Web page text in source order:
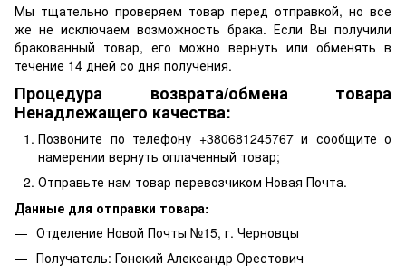
Мы тщательно проверяем товар перед отправкой, но все
же не исключаем возможность брака. Если Вы получили
бракованный товар, его можно вернуть или обменять в
течение 14 дней со дня получения.
Процедура возврата/обмена товара
Ненадлежащего качества:
Позвоните по телефону +380681245767 и сообщите о
намерении вернуть оплаченный товар;
Отправьте нам товар перевозчиком Новая Почта.
Данные для отправки товара:
Отделение Новой Почты №15, г. Черновцы
Получатель: Гонский Александр Орестович